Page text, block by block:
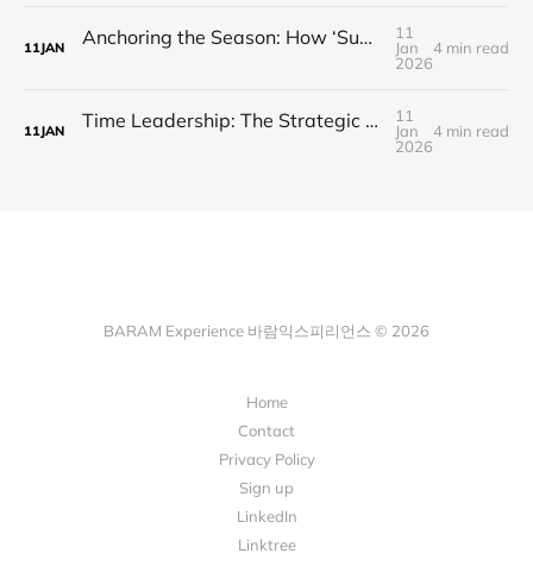
11JAN Anchoring the Season: How ‘Summer of Riesling’ Engineered a Ritual
11
Jan
2026
4 min read
11JAN Time Leadership: The Strategic Patience of Bollinger
11
Jan
2026
4 min read
BARAM Experience 바람익스피리언스 © 2026
Home
Contact
Privacy Policy
Sign up
LinkedIn
Linktree